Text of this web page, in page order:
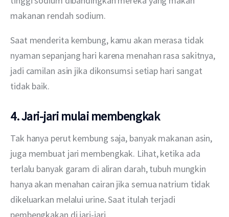
makanan rendah sodium.
Saat menderita kembung, kamu akan merasa tidak
nyaman sepanjang hari karena menahan rasa sakitnya,
jadi camilan asin jika dikonsumsi setiap hari sangat
tidak baik.
4. Jari-jari mulai membengkak
Tak hanya perut kembung saja, banyak makanan asin,
juga membuat jari membengkak. Lihat, ketika ada
terlalu banyak garam di aliran darah, tubuh mungkin
hanya akan menahan cairan jika semua natrium tidak
dikeluarkan melalui urine. Saat itulah terjadi